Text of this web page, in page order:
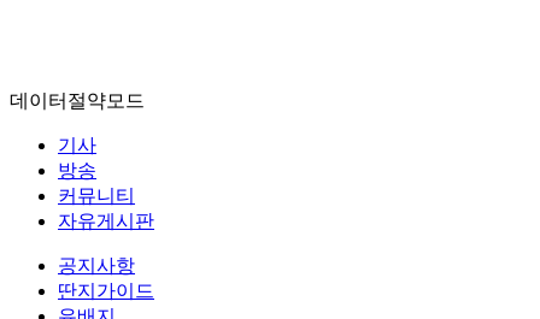
데이터절약모드
기사
방송
커뮤니티
자유게시판
공지사항
딴지가이드